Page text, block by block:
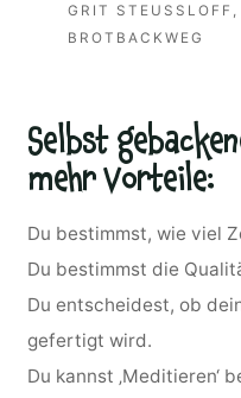
GRIT STEUSSLOFF,
ROTBACKWEG
Selbst
mehr Vorteile:
Du bestimmst, wie viel
Du bestimmst die
Du entscheidest, ob
gefertigt wird.
Du kannst ‚Meditieren‘